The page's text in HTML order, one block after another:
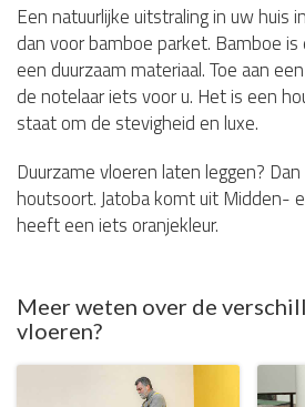
Een natuurlijke uitstraling in uw huis
dan voor bamboe parket. Bamboe
een duurzaam materiaal. Toe aan
de notelaar iets voor u. Het is een
staat om de stevigheid en luxe.
Duurzame vloeren laten leggen?
houtsoort. Jatoba komt uit Midden-
heeft een iets oranjekleur.
Meer weten over de
vloeren?